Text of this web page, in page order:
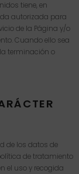
tiene, en
autorizada para
de la Página y/o
Cuando ello sea
terminación o
de los datos de
de tratamiento
el uso y recogida